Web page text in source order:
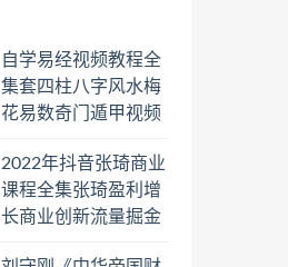
自学易经视频教程全
集套四柱八字风水梅
花易数奇门遁甲视频
日罗盘教程百度云网
盘会员
2022年抖音张琦商业
课程全集张琦盈利增
长商业创新流量掘金